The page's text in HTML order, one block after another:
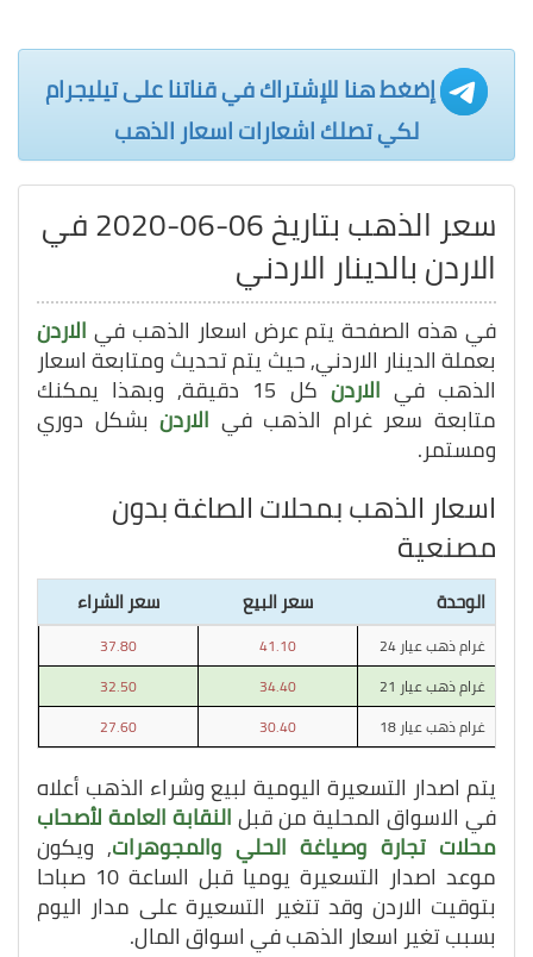
إضغط هنا للإشتراك في قناتنا على تيليجرام
لكي تصلك اشعارات اسعار الذهب
سعر الذهب بتاريخ 06-06-2020 في
الاردن بالدينار الاردني
في هذه الصفحة يتم عرض اسعار الذهب في الاردن
بعملة الدينار الاردني, حيث يتم تحديث ومتابعة اسعار
الذهب في الاردن كل 15 دقيقة, وبهذا يمكنك
متابعة سعر غرام الذهب في الاردنبشكل دوري
ومستمر.
اسعار الذهب بمحلات الصاغة بدون
مصنعية
الوحدة سعر البيع سعر الشراء
غرام ذهب عيار 24 41.10
37.80
غرام ذهب عيار 21
34.40
32.50
غرام ذهب عيار 18
30.40
27.60
يتم اصدار التسعيرة اليومية لبيع وشراء الذهب أعلاه
في الاسواق المحلية من قبلالنقابة العامة لأصحاب
محلات تجارة وصياغة الحلي والمجوهرات, ويكون
موعد اصدار التسعيرة يوميا قبل الساعة 10 صباحا
بتوقيت الاردن وقد تتغير التسعيرة على مدار اليوم
بسبب تغير اسعار الذهب في اسواق المال.